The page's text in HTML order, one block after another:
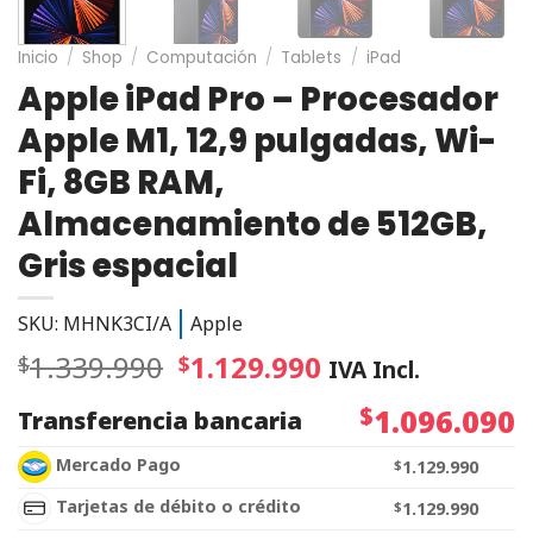
Inicio / Shop / Computación / Tablets / iPad
Apple iPad Pro – Procesador
Apple M1, 12,9 pulgadas, Wi-
Fi, 8GB RAM,
Almacenamiento de 512GB,
Gris espacial
SKU: MHNK3CI/A Apple
$1.339.990 $1.129.990 IVA Incl.
Transferencia bancaria
$1.096.090
Mercado Pago $1.129.990
Tarjetas de débito o crédito
$1.129.990